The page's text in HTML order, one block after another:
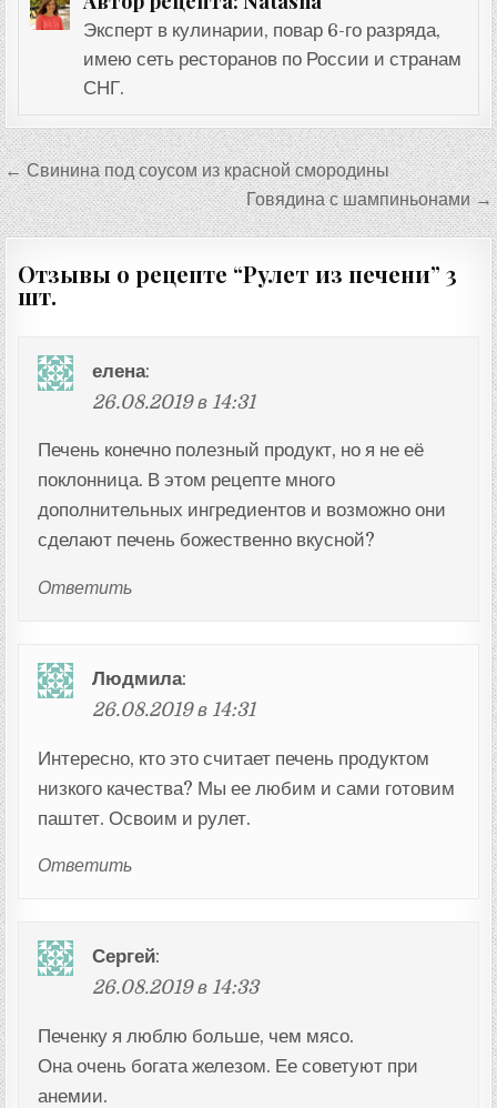
Эксперт в кулинарии, повар 6-го разряда,
имею сеть ресторанов по России и странам
СНГ.
Навигация
по
записям
← Свинина под соусом из красной смородины
Говядина с шампиньонами →
Отзывы о рецепте “Рулет из печени” 3
шт.
елена:
26.08.2019 в 14:31
Печень конечно полезный продукт, но я не её
поклонница. В этом рецепте много
дополнительных ингредиентов и возможно они
сделают печень божественно вкусной?
Ответить
Людмила:
26.08.2019 в 14:31
Интересно, кто это считает печень продуктом
низкого качества? Мы ее любим и сами готовим
паштет. Освоим и рулет.
Ответить
Сергей:
26.08.2019 в 14:33
Печенку я люблю больше, чем мясо.
Она очень богата железом. Ее советуют при
анемии.